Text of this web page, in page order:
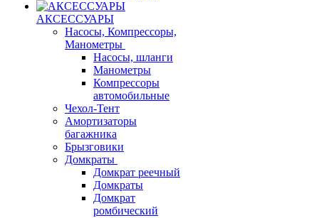
АКСЕССУАРЫ
Насосы, Компрессоры,
Манометры
Насосы, шланги
Манометры
Компрессоры
автомобильные
Чехол-Тент
Амортизаторы
багажника
Брызговики
Домкраты
Домкрат реечный
Домкраты
Домкрат
ромбический